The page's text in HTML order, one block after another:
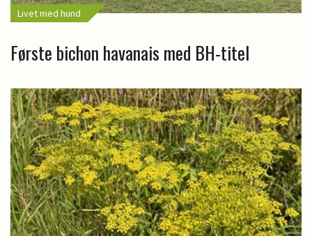
Livet med hund
Første bichon havanais med BH-titel